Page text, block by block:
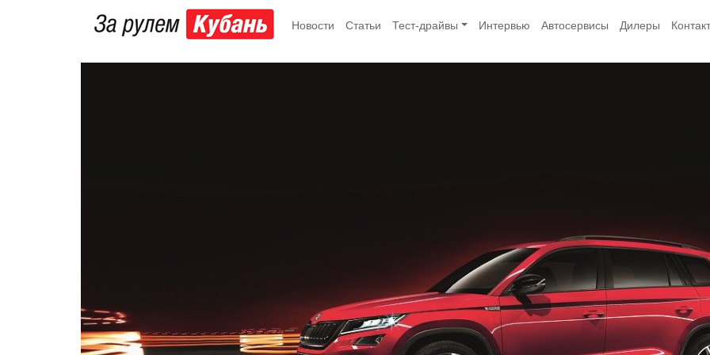
Новости Статьи Тест-драйвы Интервью Автосервисы Дилеры